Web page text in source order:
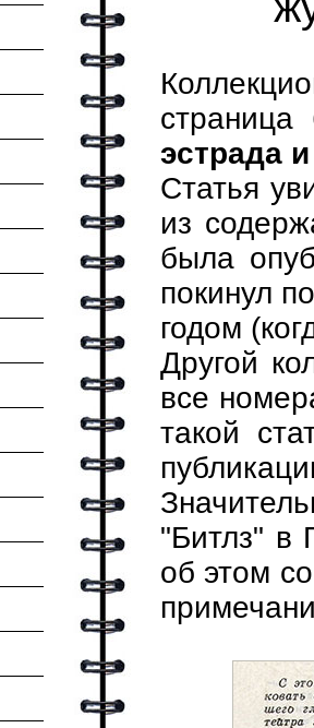
эстрада
Статья
из
была
покинул
годом
Другой
все
такой
"Битлз" в
об этом